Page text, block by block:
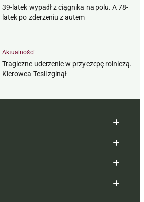
39-latek wypadł z ciągnika na polu. A 78-
latek po zderzeniu z autem
Aktualności
Tragiczne uderzenie w przyczepę rolniczą.
Kierowca Tesli zginął